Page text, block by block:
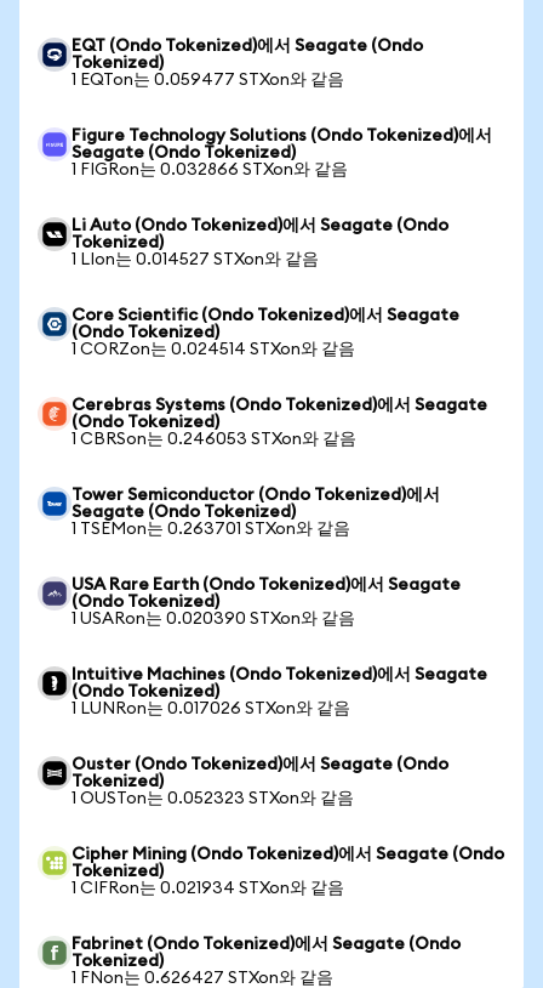
EQT (Ondo Tokenized)에서 Seagate (Ondo
Tokenized)
1 EQTon는 0.059477 STXon와 같음
Figure Technology Solutions (Ondo Tokenized)에서
Seagate (Ondo Tokenized)
1 FIGRon는 0.032866 STXon와 같음
Li Auto (Ondo Tokenized)에서 Seagate (Ondo
Tokenized)
1 LIon는 0.014527 STXon와 같음
Core Scientific (Ondo Tokenized)에서 Seagate
(Ondo Tokenized)
1 CORZon는 0.024514 STXon와 같음
Cerebras Systems (Ondo Tokenized)에서 Seagate
(Ondo Tokenized)
1 CBRSon는 0.246053 STXon와 같음
Tower Semiconductor (Ondo Tokenized)에서
Seagate (Ondo Tokenized)
1 TSEMon는 0.263701 STXon와 같음
USA Rare Earth (Ondo Tokenized)에서 Seagate
(Ondo Tokenized)
1 USARon는 0.020390 STXon와 같음
Intuitive Machines (Ondo Tokenized)에서 Seagate
(Ondo Tokenized)
1 LUNRon는 0.017026 STXon와 같음
Ouster (Ondo Tokenized)에서 Seagate (Ondo
Tokenized)
1 OUSTon는 0.052323 STXon와 같음
Cipher Mining (Ondo Tokenized)에서 Seagate (Ondo
Tokenized)
1 CIFRon는 0.021934 STXon와 같음
Fabrinet (Ondo Tokenized)에서 Seagate (Ondo
Tokenized)
1 FNon는 0.626427 STXon와 같음